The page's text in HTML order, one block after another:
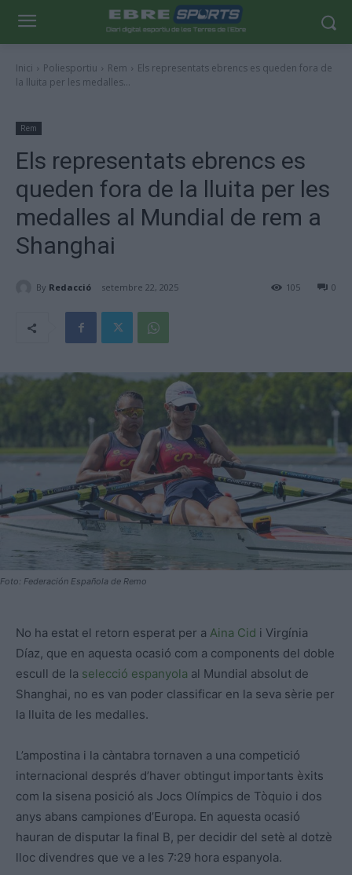
Inici Poliesportiu Rem
Els representats ebrencs es queden fora de
la lluita per les medalles...
Rem
Els representats ebrencs es
queden fora de la lluita per les
medalles al Mundial de rem a
Shanghai
By Redacció setembre 22, 2025 0
105
Foto: Federación Española de Remo
No ha estat el retorn esperat per a Aina Cid i Virgínia
Díaz, que en aquesta ocasió com a components del doble
escull de la selecció espanyola al Mundial absolut de
Shanghai, no es van poder classificar en la seva sèrie per
la lluita de les medalles.
L’ampostina i la càntabra tornaven a una competició
internacional després d’haver obtingut importants èxits
com la sisena posició als Jocs Olímpics de Tòquio i dos
anys abans campiones d’Europa. En aquesta ocasió
hauran de disputar la final B, per decidir del setè al dotzè
lloc divendres que ve a les 7:29 hora espanyola.